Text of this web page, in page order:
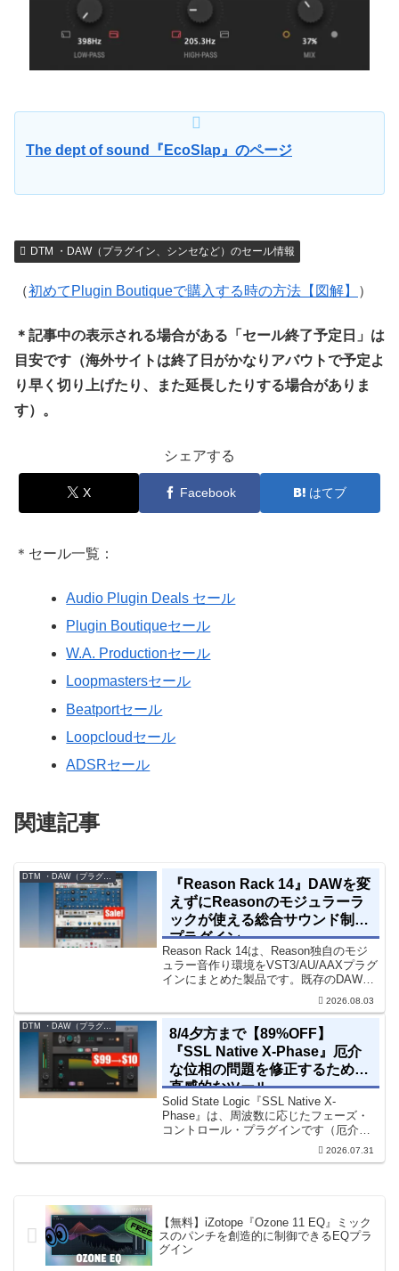
The dept of sound『EcoSlap』のページ
DTM ・DAW（プラグイン、シンセなど）のセール情報
（初めてPlugin Boutiqueで購入する時の方法【図解】 ）
＊記事中の表示される場合がある「セール終了予定日」は
目安です（海外サイトは終了日がかなりアバウトで予定よ
り早く切り上げたり、また延長したりする場合がありま
す）。
シェアする
X Facebook はてブ
＊セール一覧：
Audio Plugin Deals セール
Plugin Boutiqueセール
W.A. Productionセール
Loopmastersセール
Beatportセール
Loopcloudセール
ADSRセール
関連記事
DTM ・DAW（プラグイン、シンセなど）のセール情報
『Reason Rack 14』DAWを変
えずにReasonのモジュラーラ
ックが使える総合サウンド制作
プラグイン
Reason Rack 14は、Reason独自のモジ
ュラー音作り環境をVST3/AU/AAXプラグ
インにまとめた製品です。既存のDAWを
乗り換えることなく、68種類のシンセや
エフェクト、CV配線をそのままトラック
に追加できます。通常199...
2026.08.03
DTM ・DAW（プラグイン、シンセなど）のセール情報
8/4夕方まで【89%OFF】
『SSL Native X-Phase』厄介
な位相の問題を修正するための
直感的なツール
Solid State Logic『SSL Native X-
Phase』は、周波数に応じたフェーズ・
コントロール・プラグインです（厄介な
位相の問題を修正するための直感的なツ
2026.07.31
【無料】iZotope『Ozone 11 EQ』ミック
スのパンチを創造的に制御できるEQプラ
グイン